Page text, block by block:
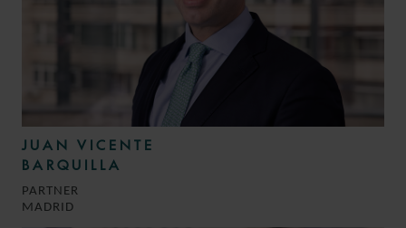
JUAN VICENTE
BARQUILLA
PARTNER
MADRID